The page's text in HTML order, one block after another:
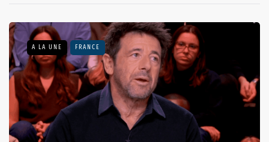
A LA UNE FRANCE